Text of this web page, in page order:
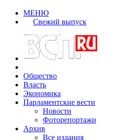
МЕНЮ
Свежий выпуск
Общество
Власть
Экономика
Парламентские вести
Новости
Фоторепортажи
Архив
Все издания